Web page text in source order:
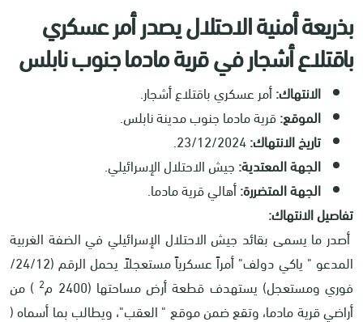
بذريعة أمنية الاحتلال يصدر أمر عسكري
باقتلاع أشجار في قرية مادما جنوب نابلس
الانتهاك:أمر عسكري باقتلاع أشجار.
الموقع:قرية مادما جنوب مدينة نابلس.
تاريخ الانتهاك:
الجهة المعتدية:جيش الاحتلال الإسرائيلي.
الجهة المتضررة:أهالي قرية مادما.
تفاصيل الانتهاك:
أصدر ما يسمى بقائد جيش الاحتلال الإسرائيلي في الضفة الغربية
المدعو " ياكي دولف" أمراً عسكرياً مستعجلاً يحمل الرقم (24/12/
فوري ومستعجل) يستهدف قطعة أرض مساحتها (2400 م
2 ) من
أراضي قرية مادما، وتقع ضمن موقع " العقب"، ويطالب بما أسماه (